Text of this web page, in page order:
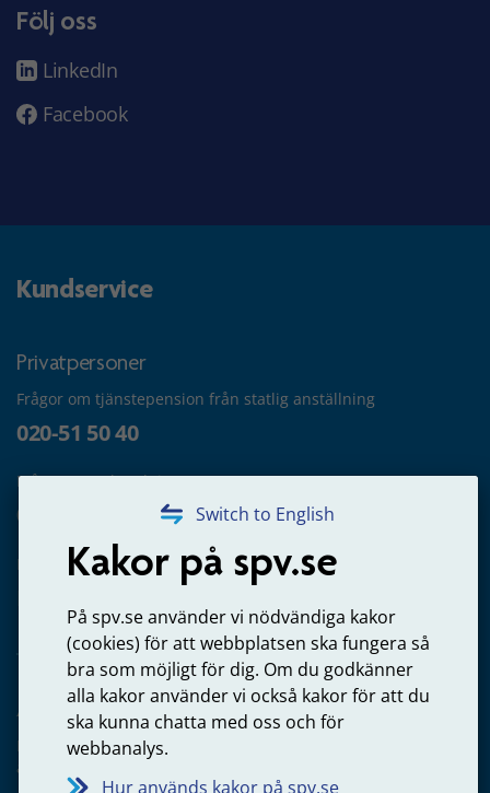
Switch to English
Kakor på spv.se
På spv.se använder vi nödvändiga kakor
(cookies) för att webbplatsen ska fungera så
bra som möjligt för dig. Om du godkänner
alla kakor använder vi också kakor för att du
ska kunna chatta med oss och för
webbanalys.
Hur används kakor på spv.se
Följ oss
LinkedIn
Facebook
Kundservice
Privatpersoner
Frågor om tjänstepension från statlig anställning
020-51 50 40
Frågor om utbetalning
020-65 00 65
Kontakta oss
Arbetsgivare
Frågor om administration av tjänstepension från statlig
anställning